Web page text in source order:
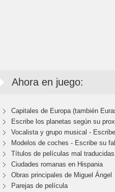
Ahora en juego:
Capitales de Europa (también
Escribe los planetas según su
Vocalista y grupo musical -
Modelos de coches - Escribe su
Títulos de películas mal traducidas
Ciudades romanas en Hispania
Obras principales de Miguel Ángel
Parejas de película